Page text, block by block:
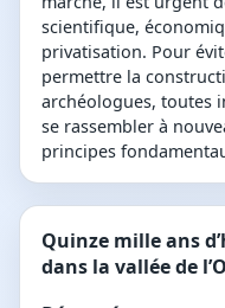
scientifique,
privatisation. Pour
permettre la
archéologues, toutes
se rassembler à
principes
Quinze mille ans
dans la vallée de